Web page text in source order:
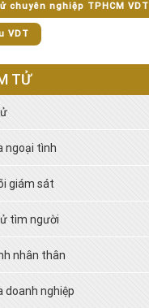
chuyên nghiệp TPHCM VDT
VDT
TỬ
ngoại tình
giám sát
tìm người
nhân thân
doanh nghiệp